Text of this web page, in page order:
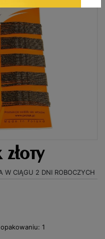
złoty
W CIĄGU 2 DNI ROBOCZYCH
1